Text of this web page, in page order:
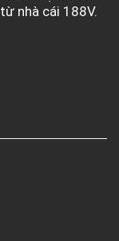
nhà cái 188V.